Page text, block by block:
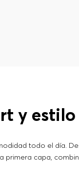
y estilo
todo el día.
primera capa,